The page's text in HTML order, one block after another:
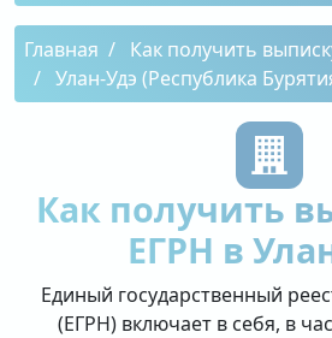
Главная
Как получить
Улан-Удэ (Республика
Как получить
ЕГРН в
Единый государственный
(ЕГРН) включает в себя, в